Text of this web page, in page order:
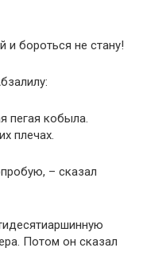
бороться не стану!
пегая кобыла.
плечах.
– сказал
Потом он сказал